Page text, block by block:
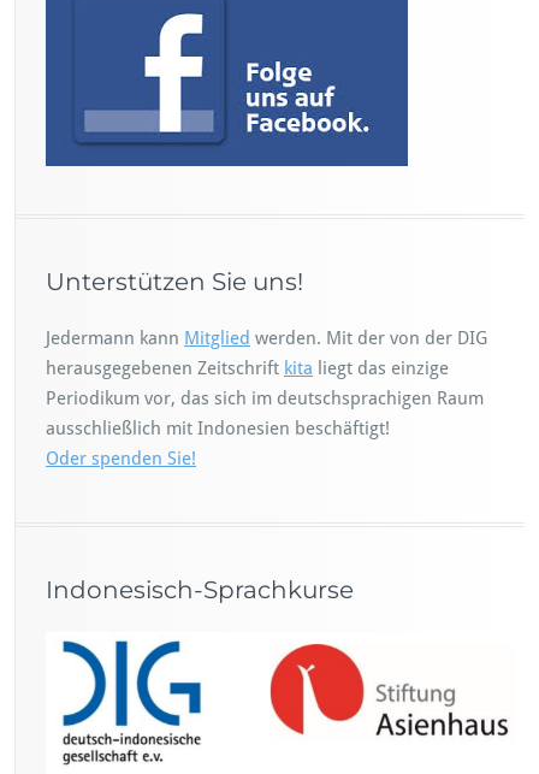
Unterstützen Sie uns!
Jedermann kann Mitglied werden. Mit der von der DIG
herausgegebenen Zeitschrift kita liegt das einzige
Periodikum vor, das sich im deutschsprachigen Raum
ausschließlich mit Indonesien beschäftigt!
Oder spenden Sie!
Indonesisch-Sprachkurse